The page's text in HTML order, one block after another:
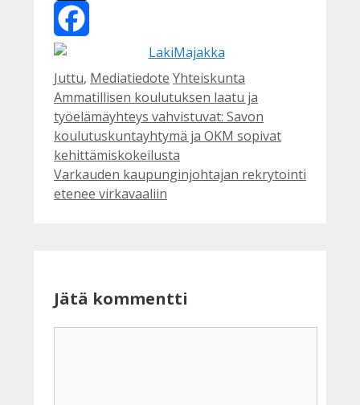
X
Facebook
Kategoriat
Juttu, Mediatiedote Avainsanat
Yhteiskunta
Ammatillisen koulutuksen laatu ja
työelämäyhteys vahvistuvat: Savon
koulutuskuntayhtymä ja OKM sopivat
kehittämiskokeilusta
Varkauden kaupunginjohtajan rekrytointi
etenee virkavaaliin
Jätä kommentti